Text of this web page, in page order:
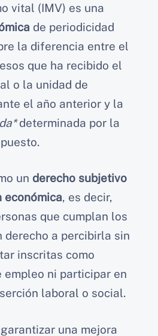
vital (IMV) es una
de periodicidad
la diferencia entre el
que ha recibido el
o la unidad de
el año anterior y la
determinada por la
un derecho subjetivo
económica, es decir,
que cumplan los
derecho a percibirla sin
inscritas como
empleo ni participar en
laboral o social.
una mejora